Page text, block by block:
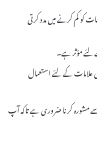
کو کم کرنے میں مدد کرتی
لئے مؤثر ہے۔
علامات کے لئے استعمال
مشورہ کرنا ضروری ہے تاکہ آپ